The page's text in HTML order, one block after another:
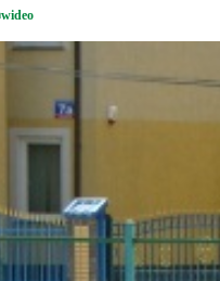
wideo